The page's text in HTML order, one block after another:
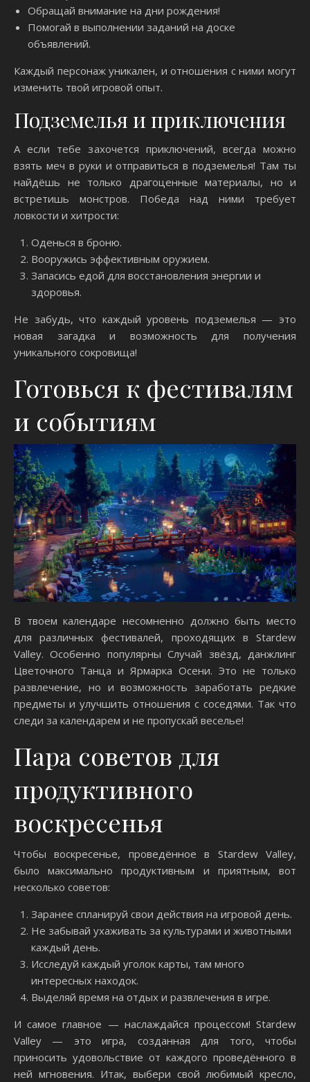
Обращай внимание на дни рождения!
Помогай в выполнении заданий на доске
объявлений.
Каждый персонаж уникален, и отношения с ними могут
изменить твой игровой опыт.
Подземелья и приключения
А если тебе захочется приключений, всегда можно
взять меч в руки и отправиться в подземелья! Там ты
найдёшь не только драгоценные материалы, но и
встретишь монстров. Победа над ними требует
ловкости и хитрости:
Оденься в броню.
Вооружись эффективным оружием.
Запасись едой для восстановления энергии и
здоровья.
Не забудь, что каждый уровень подземелья — это
новая загадка и возможность для получения
уникального сокровища!
Готовься к фестивалям
и событиям
В твоем календаре несомненно должно быть место
для различных фестивалей, проходящих в Stardew
Valley. Особенно популярны Случай звёзд, данжлинг
Цветочного Танца и Ярмарка Осени. Это не только
развлечение, но и возможность заработать редкие
предметы и улучшить отношения с соседями. Так что
следи за календарем и не пропускай веселье!
Пара советов для
продуктивного
воскресенья
Чтобы воскресенье, проведённое в Stardew Valley,
было максимально продуктивным и приятным, вот
несколько советов:
Заранее спланируй свои действия на игровой день.
Не забывай ухаживать за культурами и животными
каждый день.
Исследуй каждый уголок карты, там много
интересных находок.
Выделяй время на отдых и развлечения в игре.
И самое главное — наслаждайся процессом! Stardew
Valley — это игра, созданная для того, чтобы
приносить удовольствие от каждого проведённого в
ней мгновения. Итак, выбери свой любимый кресло,